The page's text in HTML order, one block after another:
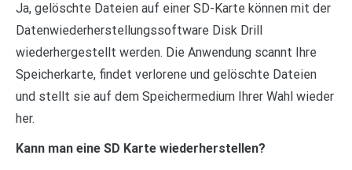
Ja, gelöschte Dateien auf einer SD-Karte können mit der
Datenwiederherstellungssoftware Disk Drill
wiederhergestellt werden. Die Anwendung scannt Ihre
Speicherkarte, findet verlorene und gelöschte Dateien
und stellt sie auf dem Speichermedium Ihrer Wahl wieder
her.
Kann man eine SD Karte wiederherstellen?